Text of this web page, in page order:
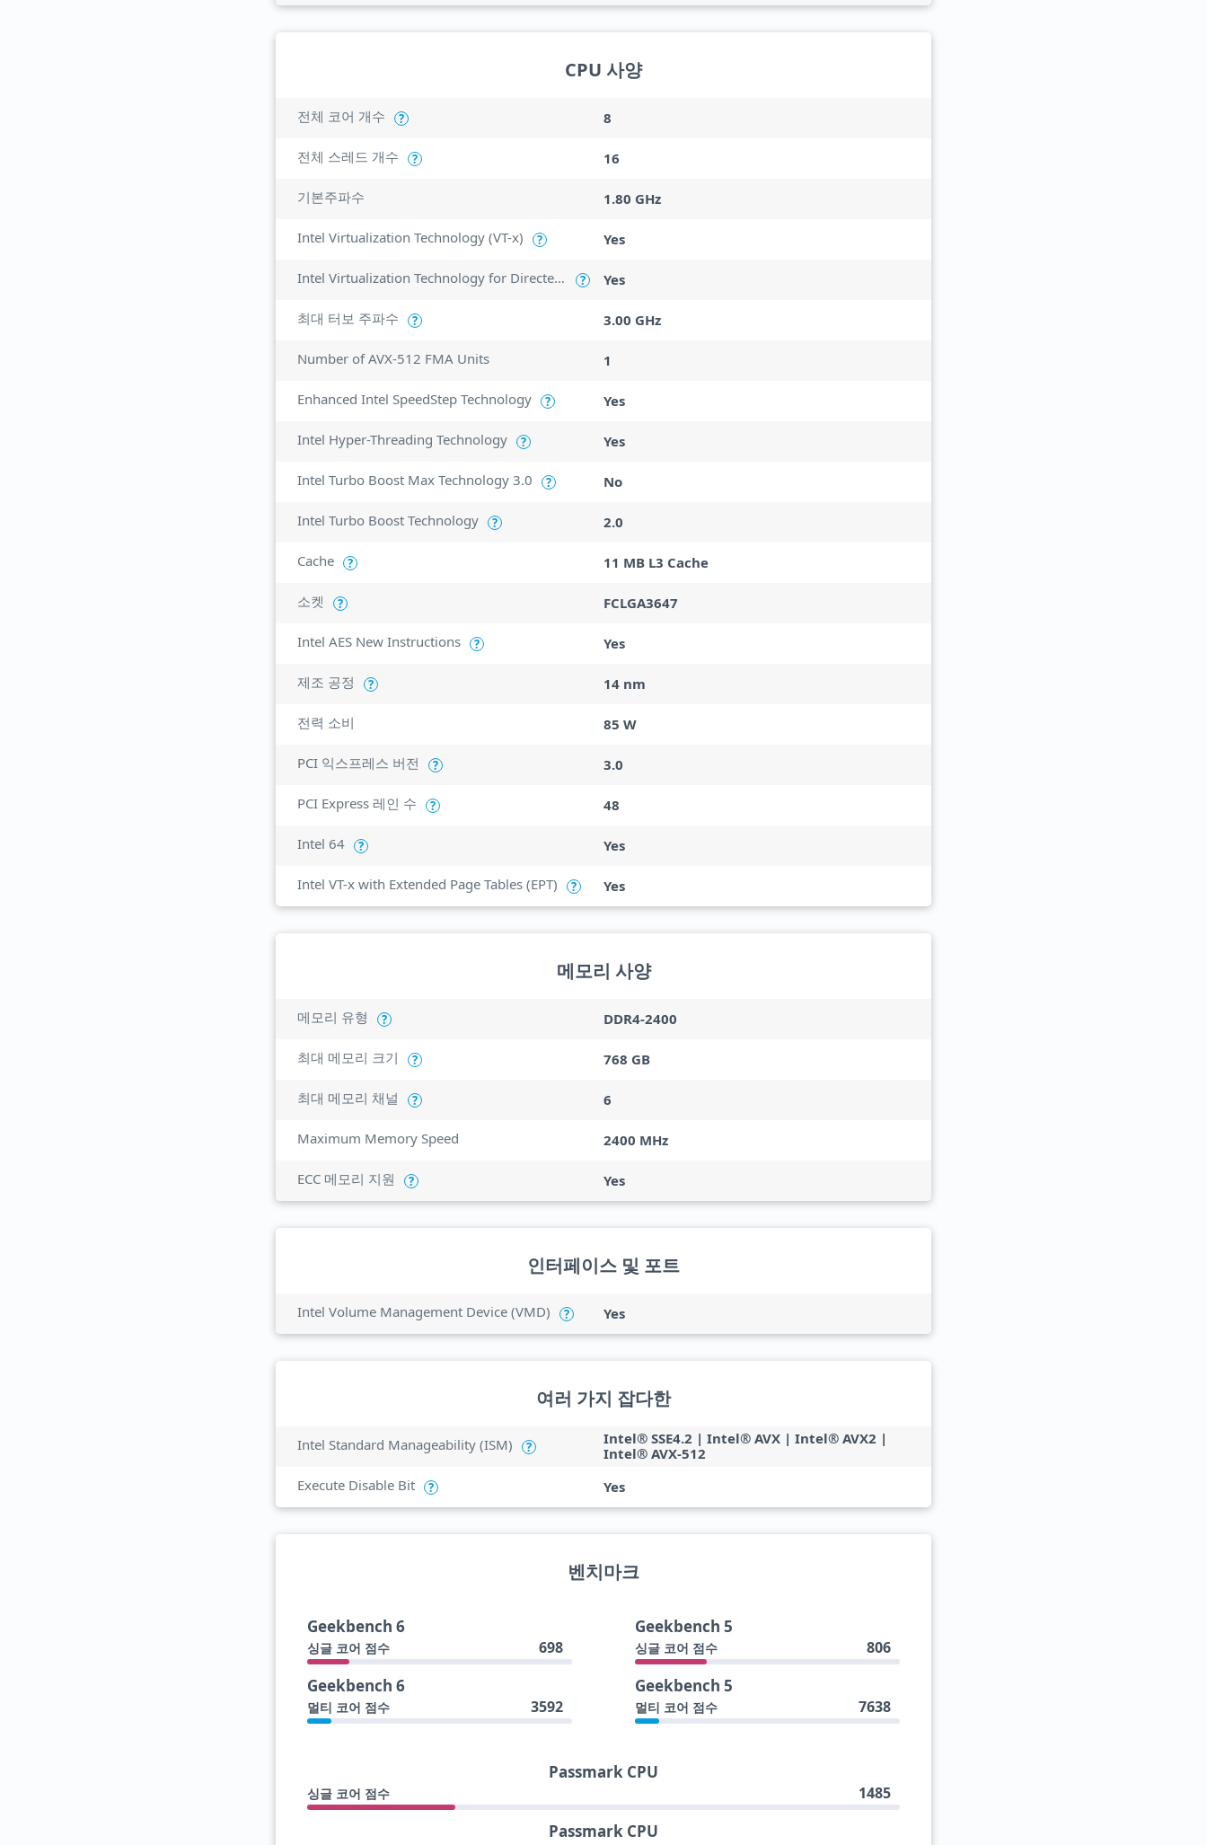
CPU 사양
전체 코어 개수 ? 8
전체 스레드 개수 ? 16
기본주파수 1.80 GHz
Intel Virtualization Technology (VT-x) ? Yes
Intel Virtualization Technology for Directed I/O (VT-d) ? Yes
최대 터보 주파수 ? 3.00 GHz
Number of AVX-512 FMA Units 1
Enhanced Intel SpeedStep Technology ? Yes
Intel Hyper-Threading Technology ? Yes
Intel Turbo Boost Max Technology 3.0 ? No
Intel Turbo Boost Technology ? 2.0
Cache ? 11 MB L3 Cache
소켓 ? FCLGA3647
Intel AES New Instructions ? Yes
제조 공정 ? 14 nm
전력 소비 85 W
PCI 익스프레스 버전 ? 3.0
PCI Express 레인 수 ? 48
Intel 64 ? Yes
Intel VT-x with Extended Page Tables (EPT) ? Yes
메모리 사양
메모리 유형 ? DDR4-2400
최대 메모리 크기 ? 768 GB
최대 메모리 채널 ? 6
Maximum Memory Speed 2400 MHz
ECC 메모리 지원 ? Yes
인터페이스 및 포트
Intel Volume Management Device (VMD) ? Yes
여러 가지 잡다한
Intel Standard Manageability (ISM) ?
Intel® SSE4.2 | Intel® AVX | Intel® AVX2 |
Intel® AVX-512
Execute Disable Bit
? Yes
벤치마크
Geekbench 6
싱글 코어 점수 698
Geekbench 6
멀티 코어 점수 3592
Geekbench 5
싱글 코어 점수 806
Geekbench 5
멀티 코어 점수 7638
Passmark CPU
싱글 코어 점수 1485
Passmark CPU